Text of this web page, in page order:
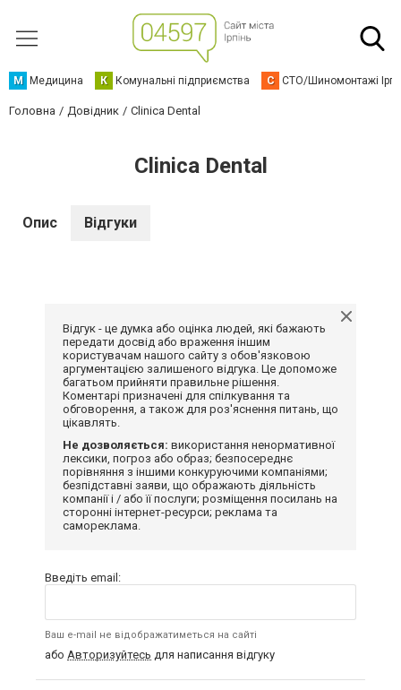
М Медицина К Комунальні підприємства С СТО/Шиномонтажі
Головна Довідник Clinica Dental
Clinica Dental
Опис Відгуки
Відгук - це думка або оцінка людей, які бажають
передати досвід або враження іншим
користувачам нашого сайту з обов'язковою
аргументацією залишеного відгука. Це допоможе
багатьом прийняти правильне рішення.
Коментарі призначені для спілкування та
обговорення, а також для роз'яснення питань, що
цікавлять.
Не дозволяється: використання ненормативної
лексики, погроз або образ; безпосереднє
порівняння з іншими конкуруючими компаніями;
безпідставні заяви, що ображають діяльність
компанії і / або її послуги; розміщення посилань на
сторонні інтернет-ресурси; реклама та
самореклама.
Введіть email:
Ваш e-mail не відображатиметься на сайті
або Авторизуйтесь для написання відгуку